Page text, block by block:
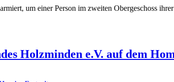
um einer Person im zweiten Obergeschoss
Holzminden e.V. auf dem